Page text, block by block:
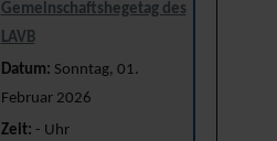
Gemeinschaftshegetag des
LAVB
Datum: Sonntag, 01.
Februar 2026
Zeit: - Uhr